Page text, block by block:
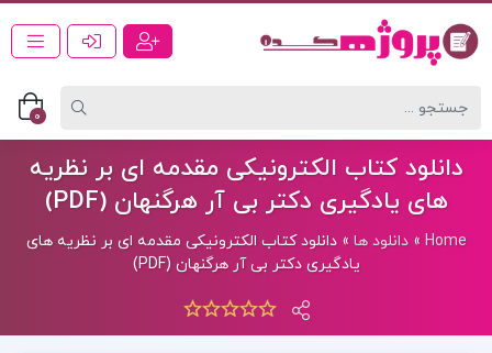
0
دانلود کتاب الکترونیکی مقدمه ای بر نظریه
های یادگیری دکتر بی آر هرگنهان (PDF)
Home
»دانلود ها »دانلود کتاب الکترونیکی مقدمه ای بر نظریه های
یادگیری دکتر بی آر هرگنهان (PDF)